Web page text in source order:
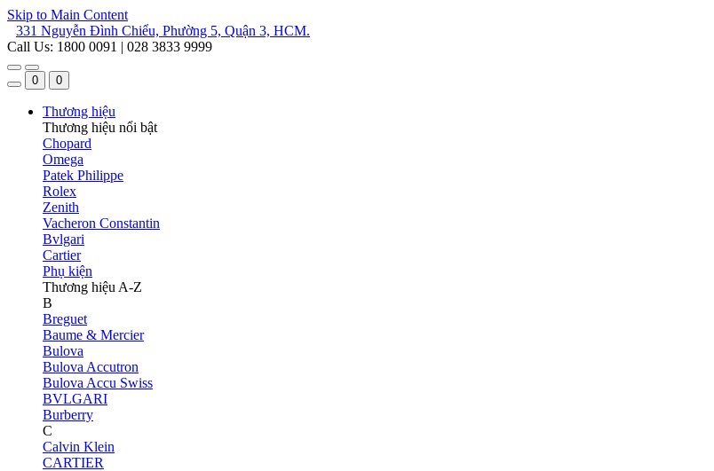
Skip to Main Content
331 Nguyễn Đình Chiểu, Phường 5, Quận 3, HCM.
Call Us: 1800 0091 | 028 3833 9999
0 0
Thương hiệu
Thương hiệu nổi bật
Chopard
Omega
Patek Philippe
Rolex
Zenith
Vacheron Constantin
Bvlgari
Cartier
Phụ kiện
Thương hiệu A-Z
B
Breguet
Baume & Mercier
Bulova
Bulova Accutron
Bulova Accu Swiss
BVLGARI
Burberry
C
Calvin Klein
CARTIER